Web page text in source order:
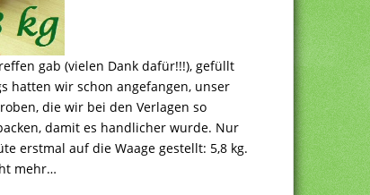
gab (vielen Dank dafür!!!), gefüllt
hatten wir schon angefangen, unser
die wir bei den Verlagen so
damit es handlicher wurde. Nur
erstmal auf die Waage gestellt: 5,8 kg.
mehr…